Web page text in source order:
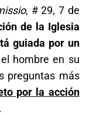
, # 29, 7 de
de la Iglesia
guiada por un
hombre en su
preguntas más
por la acción
.